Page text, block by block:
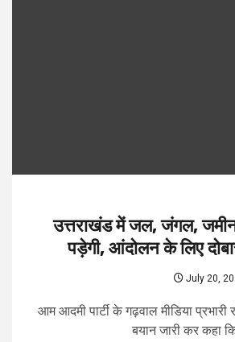
उत्तराखंड में जल, जंगल,
पड़ेगी, आंदोलन के लिए
July 20,
आम आदमी पार्टी के गढ़वाल मीडिया
बयान जारी कर कहा